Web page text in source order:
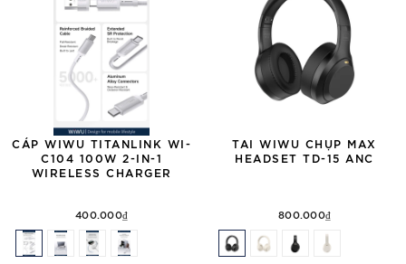
CÁP WIWU TITANLINK WI-
C104 100W 2-IN-1
WIRELESS CHARGER
400.000₫
TAI WIWU CHỤP MAX
HEADSET TD-15 ANC
800.000₫